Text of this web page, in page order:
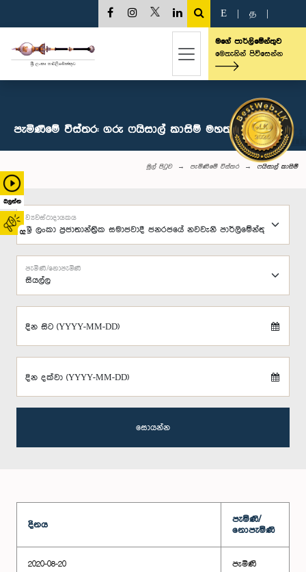
බලන්න
02
E த
මගේ පාර්ලිමේන්තුව
මෙතැනින් පිවිසෙන්න
පැමිණීමේ විස්තර: ගරු ෆයිසාල් කාසිම් මහතා, පා.ම.
මුල් පිටුව පැමිණීමේ විස්තර ෆයිසාල් කාසිම්
ව්‍යවස්ථාදායකය
පැමිණි/නොපැමිණි
දින සිට (YYYY-MM-DD)
දින දක්වා (YYYY-MM-DD)
සොයන්න
දිනය
පැමිණි/
නොපැමිණි
2020-08-20 පැමිණි